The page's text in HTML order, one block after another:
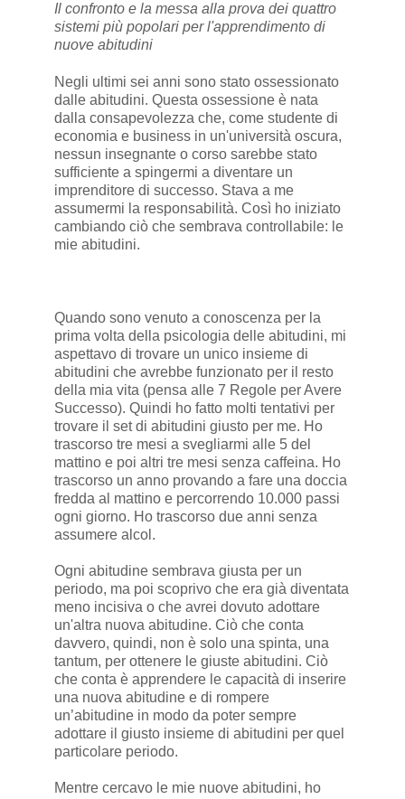
Il confronto e la messa alla prova dei quattro
sistemi più popolari per l'apprendimento di
nuove abitudini
Negli ultimi sei anni sono stato ossessionato
dalle abitudini. Questa ossessione è nata
dalla consapevolezza che, come studente di
economia e business in un'università oscura,
nessun insegnante o corso sarebbe stato
sufficiente a spingermi a diventare un
imprenditore di successo. Stava a me
assumermi la responsabilità. Così ho iniziato
cambiando ciò che sembrava controllabile: le
mie abitudini.
Quando sono venuto a conoscenza per la
prima volta della psicologia delle abitudini, mi
aspettavo di trovare un unico insieme di
abitudini che avrebbe funzionato per il resto
della mia vita (pensa alle 7 Regole per Avere
Successo). Quindi ho fatto molti tentativi per
trovare il set di abitudini giusto per me. Ho
trascorso tre mesi a svegliarmi alle 5 del
mattino e poi altri tre mesi senza caffeina. Ho
trascorso un anno provando a fare una doccia
fredda al mattino e percorrendo 10.000 passi
ogni giorno. Ho trascorso due anni senza
assumere alcol.
Ogni abitudine sembrava giusta per un
periodo, ma poi scoprivo che era già diventata
meno incisiva o che avrei dovuto adottare
un'altra nuova abitudine. Ciò che conta
davvero, quindi, non è solo una spinta, una
tantum, per ottenere le giuste abitudini. Ciò
che conta è apprendere le capacità di inserire
una nuova abitudine e di rompere
un’abitudine in modo da poter sempre
adottare il giusto insieme di abitudini per quel
particolare periodo.
Mentre cercavo le mie nuove abitudini, ho